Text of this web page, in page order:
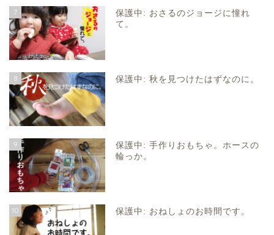
7
保護中: おさるのジョージに憧れ
て。
8 保護中: 秋を見つけたはずなのに。
9
保護中: 手作りおもちゃ。ホースの
輪っか。
10 保護中: おねしょのお時間です。